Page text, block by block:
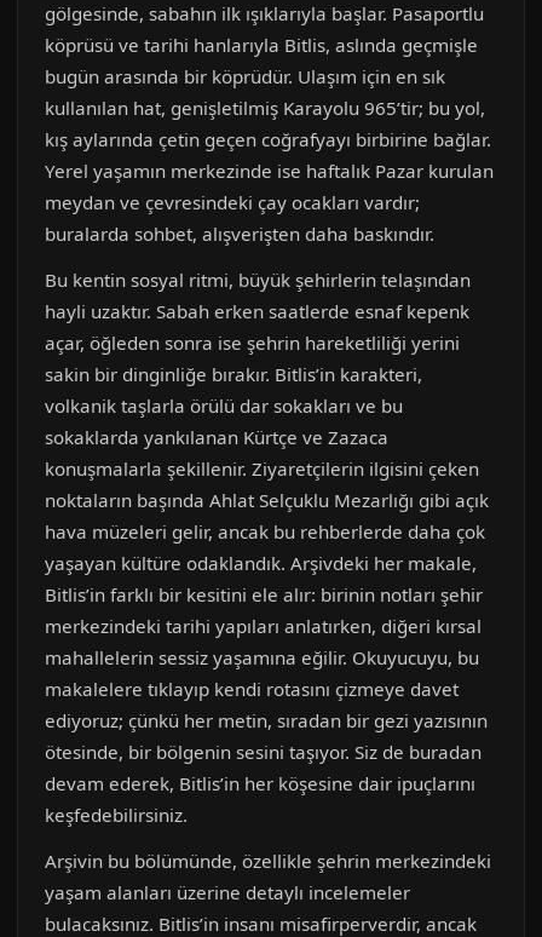
gölgesinde, sabahın ilk ışıklarıyla başlar. Pasaportlu
köprüsü ve tarihi hanlarıyla Bitlis, aslında geçmişle
bugün arasında bir köprüdür. Ulaşım için en sık
kullanılan hat, genişletilmiş Karayolu 965’tir; bu yol,
kış aylarında çetin geçen coğrafyayı birbirine bağlar.
Yerel yaşamın merkezinde ise haftalık Pazar kurulan
meydan ve çevresindeki çay ocakları vardır;
buralarda sohbet, alışverişten daha baskındır.
Bu kentin sosyal ritmi, büyük şehirlerin telaşından
hayli uzaktır. Sabah erken saatlerde esnaf kepenk
açar, öğleden sonra ise şehrin hareketliliği yerini
sakin bir dinginliğe bırakır. Bitlis’in karakteri,
volkanik taşlarla örülü dar sokakları ve bu
sokaklarda yankılanan Kürtçe ve Zazaca
konuşmalarla şekillenir. Ziyaretçilerin ilgisini çeken
noktaların başında Ahlat Selçuklu Mezarlığı gibi açık
hava müzeleri gelir, ancak bu rehberlerde daha çok
yaşayan kültüre odaklandık. Arşivdeki her makale,
Bitlis’in farklı bir kesitini ele alır: birinin notları şehir
merkezindeki tarihi yapıları anlatırken, diğeri kırsal
mahallelerin sessiz yaşamına eğilir. Okuyucuyu, bu
makalelere tıklayıp kendi rotasını çizmeye davet
ediyoruz; çünkü her metin, sıradan bir gezi yazısının
ötesinde, bir bölgenin sesini taşıyor. Siz de buradan
devam ederek, Bitlis’in her köşesine dair ipuçlarını
keşfedebilirsiniz.
Arşivin bu bölümünde, özellikle şehrin merkezindeki
yaşam alanları üzerine detaylı incelemeler
bulacaksınız. Bitlis’in insanı misafirperverdir, ancak